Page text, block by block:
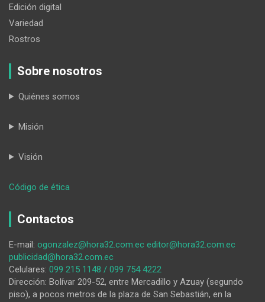
Edición digital
Variedad
Rostros
Sobre nosotros
Quiénes somos
Misión
Visión
Código de ética
libro,
rinden
tributo
a
Cariamanga
Contactos
E-mail: ogonzalez@hora32.com.ec editor@hora32.com.ec
publicidad@hora32.com.ec
Celulares: 099 215 1148 / 099 754 4222
Dirección: Bolívar 209-52, entre Mercadillo y Azuay (segundo
piso), a pocos metros de la plaza de San Sebastián, en la